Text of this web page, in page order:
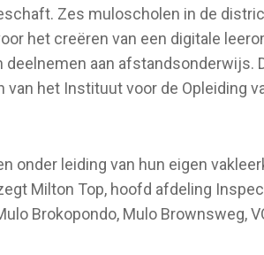
Zes muloscholen in de
het creëren van een digitale
aan afstandsonderwijs.
het Instituut voor de Opleiding
onder leiding van hun eigen
Milton Top, hoofd afdeling
Brokopondo, Mulo Brownsweg,